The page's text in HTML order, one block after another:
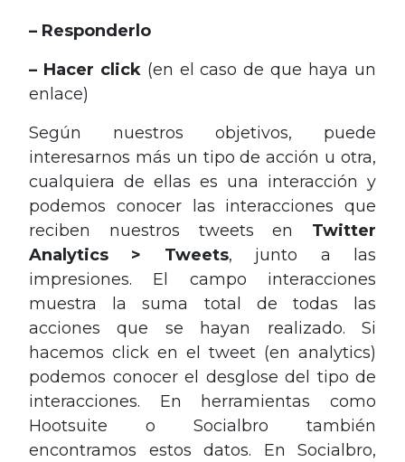
– Responderlo
– Hacer click (en el caso de que haya un
enlace)
Según nuestros objetivos, puede
interesarnos más un tipo de acción u otra,
cualquiera de ellas es una interacción y
podemos conocer las interacciones que
reciben nuestros tweets en Twitter
Analytics > Tweets, junto a las
impresiones. El campo interacciones
muestra la suma total de todas las
acciones que se hayan realizado. Si
hacemos click en el tweet (en analytics)
podemos conocer el desglose del tipo de
interacciones. En herramientas como
Hootsuite o Socialbro también
encontramos estos datos. En Socialbro,